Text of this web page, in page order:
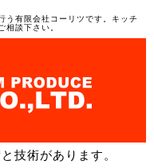
う有限会社コーリツです。キッチ
相談下さい。
技術があります。